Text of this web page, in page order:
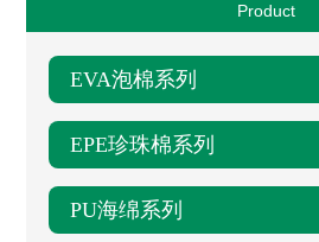
Product
EVA泡棉系列
EPE珍珠棉系列
PU海绵系列